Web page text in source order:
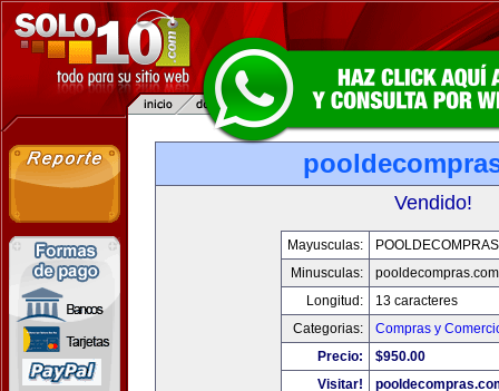
Vendido!
Mayusculas:
Minusculas:
pooldecompras.com
Longitud:
13 caracteres
Categorias:
Compras y
Precio:
$950.00
Visitar!